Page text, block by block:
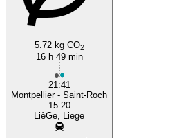
5.72 kg CO2
16 h 49 min
21:41
Montpellier - Saint-Roch
15:20
LièGe, Liege